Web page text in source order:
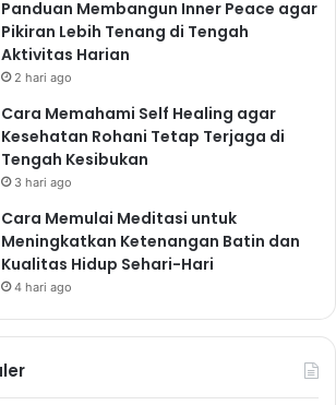
Panduan Membangun Inner Peace agar
Pikiran Lebih Tenang di Tengah
Aktivitas Harian
2 hari ago
Cara Memahami Self Healing agar
Kesehatan Rohani Tetap Terjaga di
Tengah Kesibukan
3 hari ago
Cara Memulai Meditasi untuk
Meningkatkan Ketenangan Batin dan
Kualitas Hidup Sehari-Hari
4 hari ago